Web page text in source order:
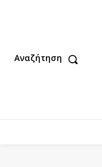
Αναζήτηση